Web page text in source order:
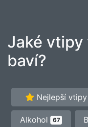
Jaké vtipy
baví?
Nejlepší
Alkohol 67